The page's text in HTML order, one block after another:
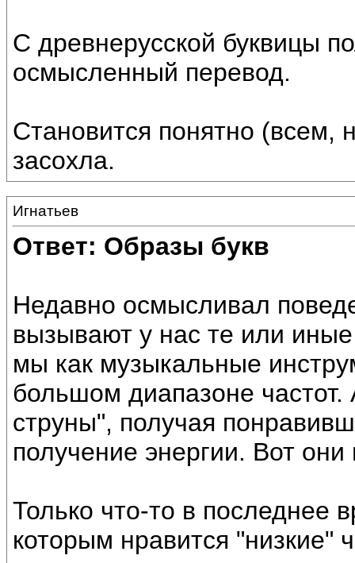
С древнерусской буквицы
осмысленный перевод.
Становится понятно
засохла.
Игнатьев
Ответ: Образы букв
Недавно осмысливал
вызывают у нас те или
мы как музыкальные
большом диапазоне частот.
струны", получая
получение энергии. Вот
Только что-то в последнее
которым нравится "низкие"